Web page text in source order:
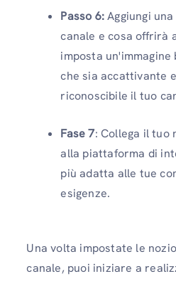
Passo 6:Aggiungi
canale e cosa offrirà
imposta
che sia accattivante
riconoscibile il tuo
Fase 7: Collega il tuo
alla piattaforma di
più adatta alle tue
esigenze.
Una volta impostate le
canale, puoi iniziare a